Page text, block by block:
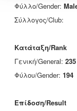
Φύλλο/Gender:
Σύλλογος/Club:
Κατάταξη/Rank
Γενική/General: 235
Φύλου/Gender: 194
Επίδοση/Result